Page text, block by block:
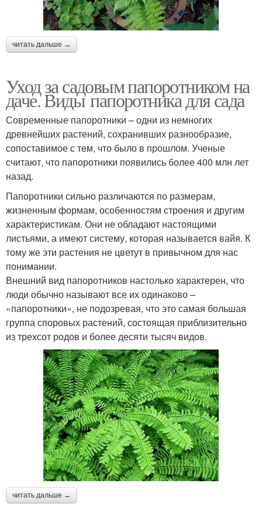
читать дальше →
Уход за садовым папоротником на
даче. Виды папоротника для сада
Современные папоротники – одни из немногих
древнейших растений, сохранивших разнообразие,
сопоставимое с тем, что было в прошлом. Ученые
считают, что папоротники появились более 400 млн лет
назад.
Папоротники сильно различаются по размерам,
жизненным формам, особенностям строения и другим
характеристикам. Они не обладают настоящими
листьями, а имеют систему, которая называется вайя. К
тому же эти растения не цветут в привычном для нас
понимании.
Внешний вид папоротников настолько характерен, что
люди обычно называют все их одинаково –
«папоротники», не подозревая, что это самая большая
группа споровых растений, состоящая приблизительно
из трехсот родов и более десяти тысяч видов.
читать дальше →